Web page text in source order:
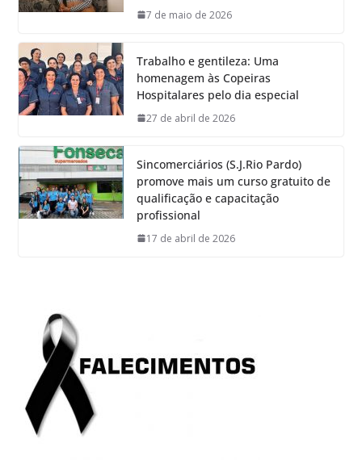
7 de maio de 2026
Trabalho e gentileza: Uma
homenagem às Copeiras
Hospitalares pelo dia especial
27 de abril de 2026
Sincomerciários (S.J.Rio Pardo)
promove mais um curso gratuito de
qualificação e capacitação
profissional
17 de abril de 2026